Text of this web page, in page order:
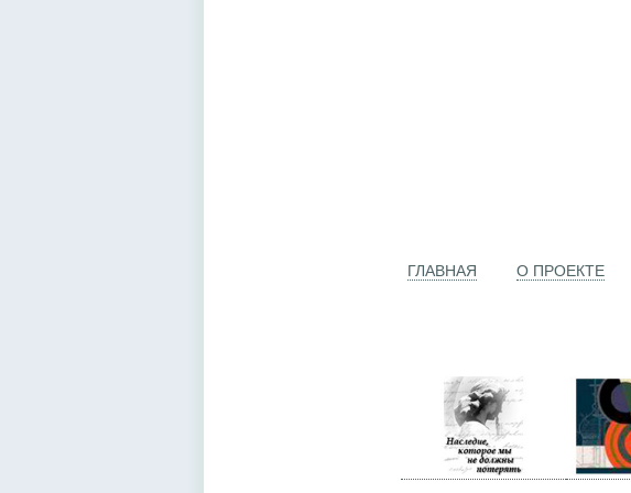
ГЛАВНАЯ О ПРОЕКТЕ